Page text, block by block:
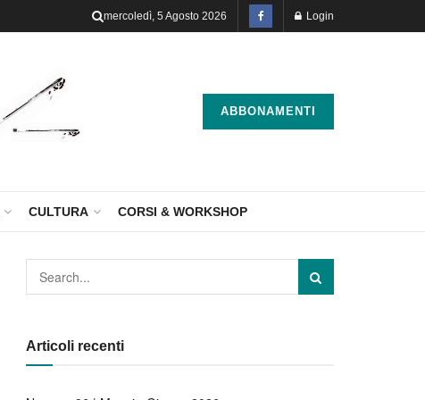
mercoledì, 5 Agosto 2026 Login
ABBONAMENTI
CULTURA CORSI & WORKSHOP
Articoli recenti